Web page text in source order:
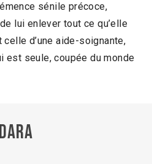
sénile précoce,
lui enlever tout ce qu’elle
d’une aide-soignante,
est seule, coupée du monde